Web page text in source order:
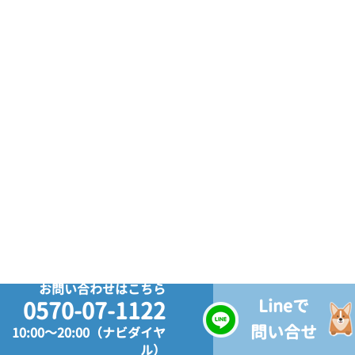
お問い合わせはこちら
0570-07-1122
10:00～20:00（ナビダイヤ
ル）
Lineで
問い合せ